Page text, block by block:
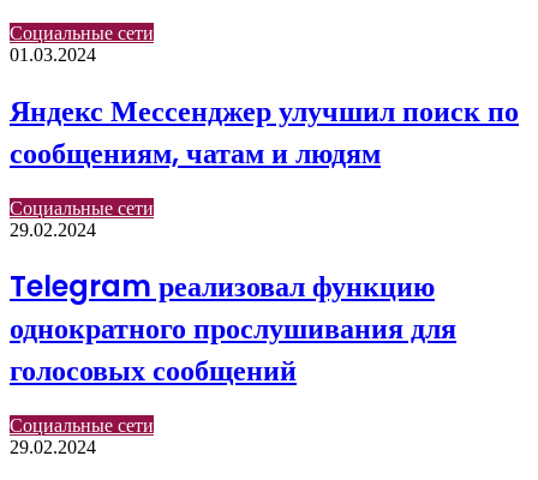
Социальные сети
01.03.2024
Яндекс Мессенджер улучшил поиск по
сообщениям, чатам и людям
Социальные сети
29.02.2024
Telegram реализовал функцию
однократного прослушивания для
голосовых сообщений
Социальные сети
29.02.2024